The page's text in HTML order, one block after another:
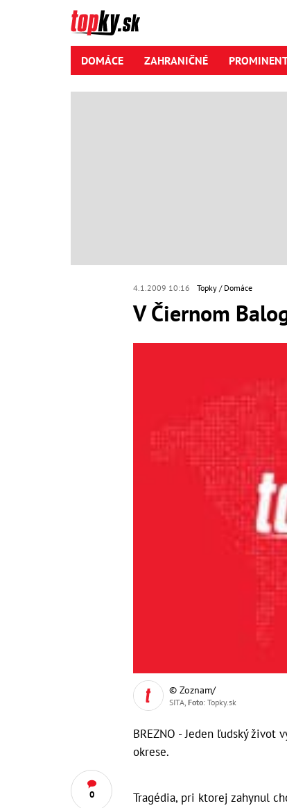
DOMÁCE ZAHRANIČNÉ
4.1.2009 10:16 Topky Domáce
V Čiernom
0
© Zoznam/
SITA, Foto: Topky.sk
BREZNO - Jeden ľudský život
okrese.
Tragédia, pri ktorej zahynul